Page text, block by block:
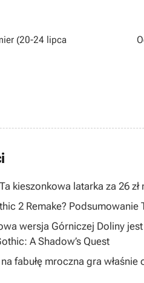
(20-24 lipca
kieszonkowa latarka za 26
2 Remake?
wersja Górniczej Doliny
A Shadow’s Quest
fabułę mroczna gra